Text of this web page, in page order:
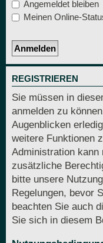
Angemeldet bleiben
Meinen Online-
REGISTRIEREN
Sie müssen in
anmelden zu
Augenblicken
weitere Funktionen
Administration kann
zusätzliche
bitte unsere
Regelungen, bevor
beachten Sie auch
Sie sich in diesem